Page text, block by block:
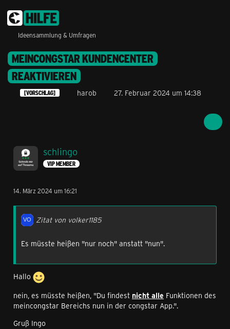
Ideensammlung & Umfragen
MEINCONGSTAR KUNDENCENTER
REAKTIVIEREN
[VORSCHLAG] harob 27. Februar 2024 um 14:38
schlingo
VIP MEMBER
14. März 2024 um 16:21
Zitat von volker1185
Es müsste heißen "nur noch" anstatt "nun".
Hallo
nein, es müsste heißen, "Du findest nicht alle Funktionen des
meincongstar Bereichs nun in der congstar App.".
Gruß Ingo